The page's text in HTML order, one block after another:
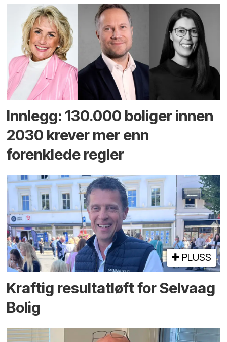
Innlegg: 130.000 boliger innen
2030 krever mer enn
forenklede regler
PLUSS
Kraftig resultatløft for Selvaag
Bolig